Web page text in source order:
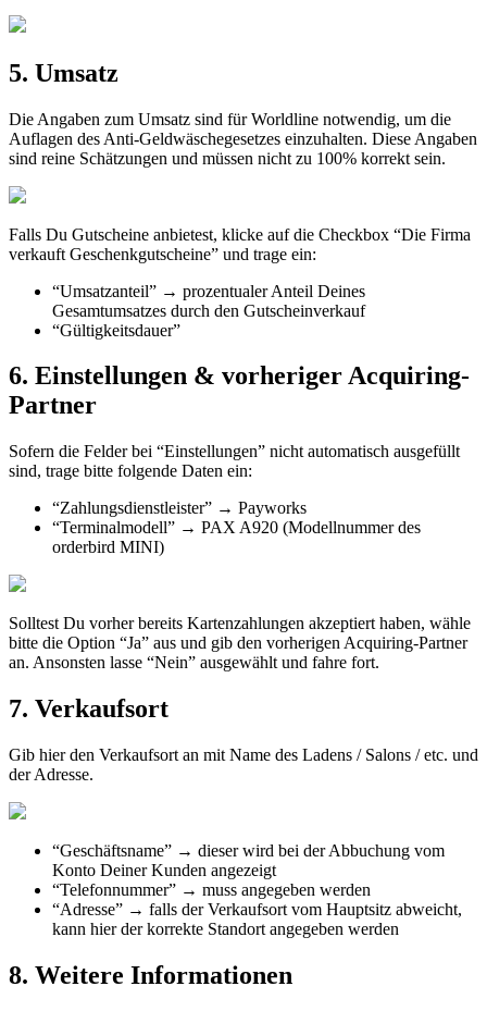
5. Umsatz
Die Angaben zum Umsatz sind für Worldline notwendig, um die
Auflagen des Anti-Geldwäschegesetzes einzuhalten. Diese Angaben
sind reine Schätzungen und müssen nicht zu 100% korrekt sein.
Falls Du Gutscheine anbietest, klicke auf die Checkbox “Die Firma
verkauft Geschenkgutscheine” und trage ein:
“Umsatzanteil” → prozentualer Anteil Deines
Gesamtumsatzes durch den Gutscheinverkauf
“Gültigkeitsdauer”
6. Einstellungen & vorherigerAcquiring-
Partner
Sofern die Felder bei “Einstellungen” nicht automatisch ausgefüllt
sind, trage bitte folgende Daten ein:
“Zahlungsdienstleister” → Payworks
“Terminalmodell” → PAX A920 (Modellnummer des
orderbird MINI)
Solltest Du vorher bereits Kartenzahlungen akzeptiert haben, wähle
bitte die Option “Ja” aus und gib den vorherigen Acquiring-Partner
an. Ansonsten lasse “Nein” ausgewählt und fahre fort.
7. Verkaufsort
Gib hier den Verkaufsort an mit Name des Ladens / Salons / etc. und
der Adresse.
“Geschäftsname” → dieser wird bei der Abbuchung vom
Konto Deiner Kunden angezeigt
“Telefonnummer” → muss angegeben werden
“Adresse” → falls der Verkaufsort vom Hauptsitz abweicht,
kann hier der korrekte Standort angegeben werden
8. Weitere Informationen